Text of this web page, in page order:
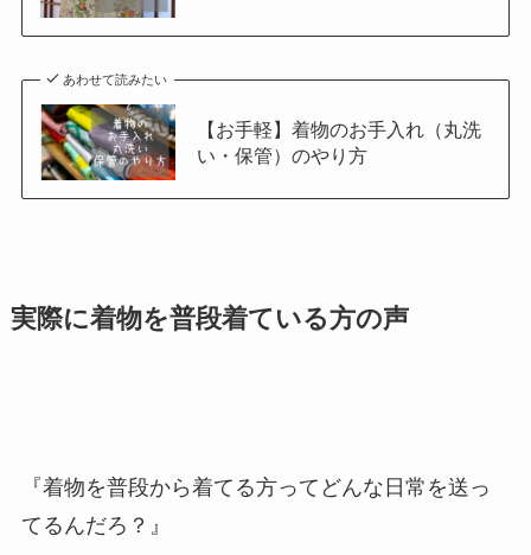
あわせて読みたい
【お手軽】着物のお手入れ（丸洗
い・保管）のやり方
実際に着物を普段着ている方の声
『着物を普段から着てる方ってどんな日常を送っ
てるんだろ？』